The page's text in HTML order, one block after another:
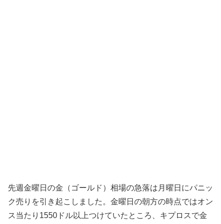
先週金曜日の金（ゴールド）相場の急落は月曜日にパニッ
ク売りを引き起こしました。金曜日の朝方の時点ではオン
ス当たり1550ドル以上つけていたところ、キプロスで金